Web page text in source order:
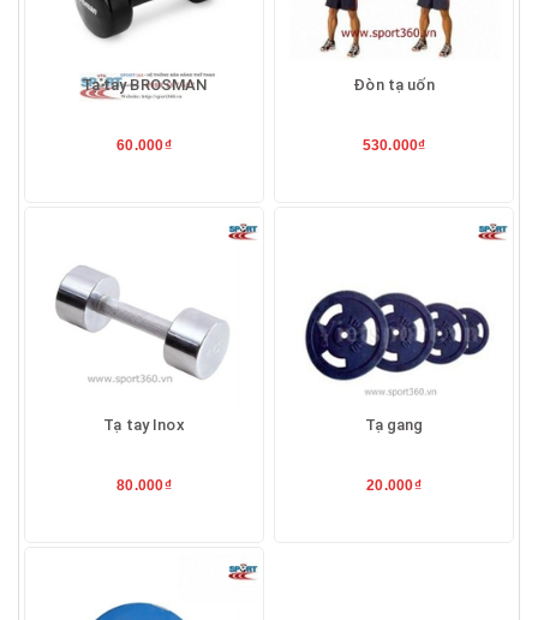
Tạ tay BROSMAN
60.000₫
Đòn tạ uốn
530.000₫
Tạ tay Inox
80.000₫
Tạ gang
20.000₫